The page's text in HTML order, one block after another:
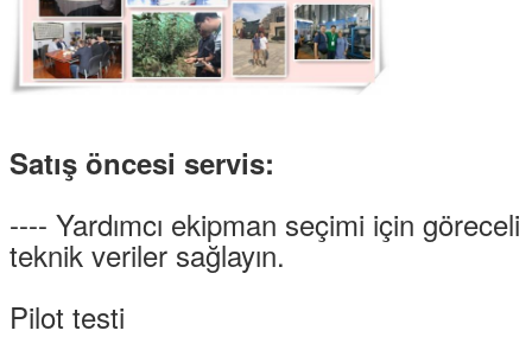
Satış öncesi servis:
---- Yardımcı ekipman seçimi için göreceli
teknik veriler sağlayın.
Pilot testi